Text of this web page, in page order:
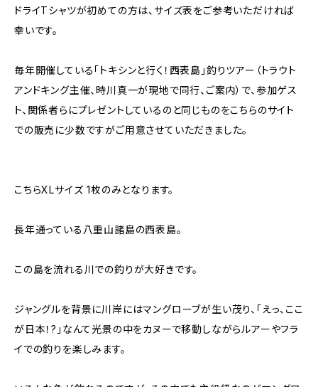
ドライTシャツが初めての方は、サイズ表をご参考いただければ
幸いです。
毎年開催している「トキシンと行く！西表島」釣りツアー（トラウト
アンドキング主催、時川真一が現地で同行、ご案内）で、参加ゲス
ト、関係者らにプレゼントしているのと同じものをこちらのサイト
での販売に少数ですがご用意させていただきました。
こちらXLサイズ 1枚のみとなります。
長年通っている八重山諸島の西表島。
この島を流れる川での釣りが大好きです。
ジャングルを背景に川岸にはマングローブが生い茂り、「えっ、ここ
が日本！?」なんて光景の中をカヌーで移動しながらルアーやフラ
イでの釣りを楽しみます。